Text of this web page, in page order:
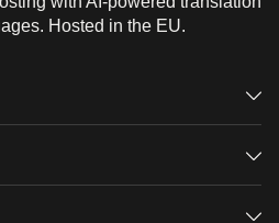
Hosted in the EU.